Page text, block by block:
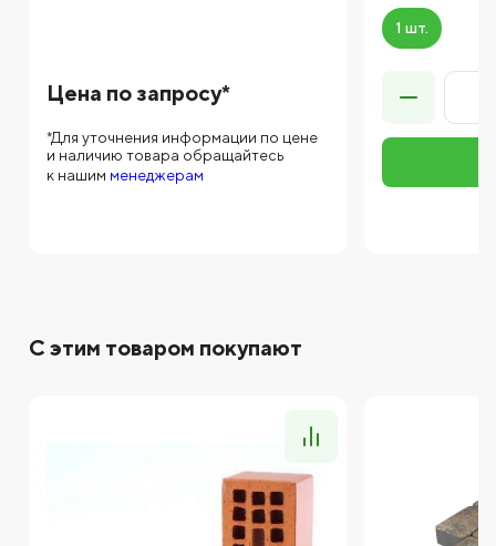
Цена по запросу*
*Для уточнения информации по цене
и наличию товара обращайтесь
к нашим менеджерам
1 шт.
С этим товаром покупают